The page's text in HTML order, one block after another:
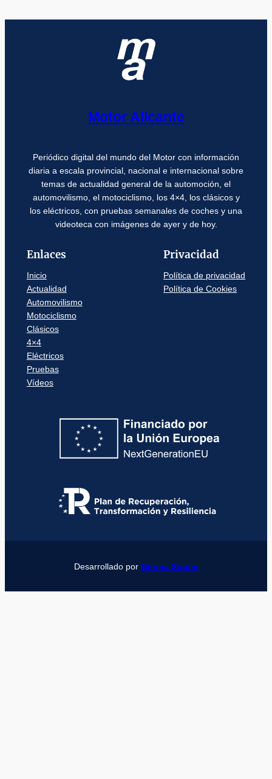
Motor Alicante
Periódico digital del mundo del Motor con información
diaria a escala provincial, nacional e internacional sobre
temas de actualidad general de la automoción, el
automovilismo, el motociclismo, los 4×4, los clásicos y
los eléctricos, con pruebas semanales de coches y una
videoteca con imágenes de ayer y de hoy.
Enlaces
Inicio
Actualidad
Automovilismo
Motociclismo
Clásicos
4×4
Eléctricos
Pruebas
Vídeos
Privacidad
Política de privacidad
Política de Cookies
Desarrollado por Girona Studio